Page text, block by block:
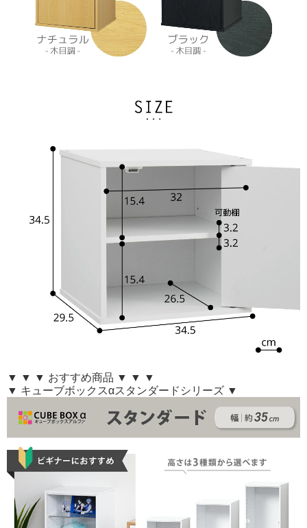
▼ ▼ ▼ おすすめ商品 ▼ ▼ ▼
▼ キューブボックスαスタンダードシリーズ ▼